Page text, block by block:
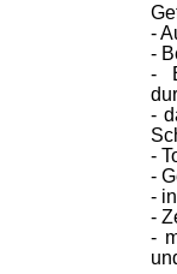
-
-
-
-
-
-
-
-
-